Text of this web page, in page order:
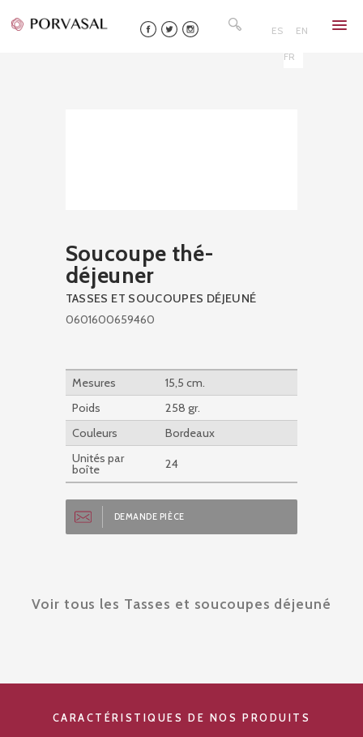
to
ES EN
FR
Soucoupe thé-
déjeuner
TASSES ET SOUCOUPES DÉJEUNÉ
0601600659460
Mesures
15,5 cm.
Poids
258 gr.
Couleurs
Bordeaux
Unités par
boîte 24
DEMANDE PIÈCE
Voir tous les Tasses et soucoupes déjeuné
CARACTÉRISTIQUES DE NOS PRODUITS